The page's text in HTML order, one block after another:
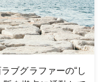
ブグラファーの“し